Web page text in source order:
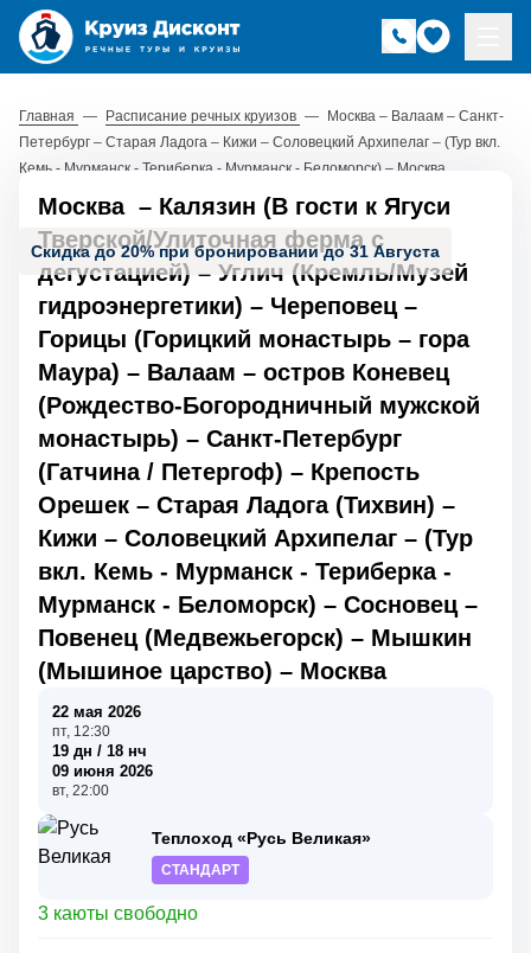
Главная — Расписание речных круизов — Москва – Валаам – Санкт-
Петербург – Старая Ладога – Кижи – Соловецкий Архипелаг – (Тур вкл.
Кемь - Мурманск - Териберка - Мурманск - Беломорск) – Москва
Скидка до 20% при бронировании до 31 Августа
Москва – Калязин (В гости к Ягуси
Тверской/Улиточная ферма с
дегустацией) – Углич (Кремль/Музей
гидроэнергетики) – Череповец–
Горицы (Горицкий монастырь – гора
Маура) – Валаам – остров Коневец
(Рождество-Богородничный мужской
монастырь) – Санкт-Петербург
(Гатчина / Петергоф) – Крепость
Орешек – Старая Ладога (Тихвин) –
Кижи – Соловецкий Архипелаг – (Тур
вкл. Кемь - Мурманск - Териберка -
Мурманск - Беломорск) – Сосновец–
Повенец (Медвежьегорск) – Мышкин
(Мышиное царство) – Москва
22 мая 2026
пт, 12:30
19 дн / 18 нч
09 июня 2026
вт, 22:00
Теплоход «Русь Великая»
СТАНДАРТ
3 каюты свободно